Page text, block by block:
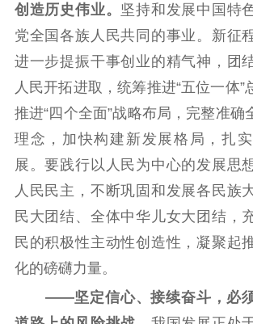
创造历史伟业。 坚持和发展中国特
党全国各族人民共同的事业。新征
进一步提振干事创业的精气神，团
人民开拓进取，统筹推进“五位一体”
推进“四个全面”战略布局，完整准确
理念，加快构建新发展格局，扎
展。要践行以人民为中心的发展思
人民民主，不断巩固和发展各民族
民大团结、全体中华儿女大团结，
民的积极性主动性创造性，凝聚起
化的磅礴力量。
——坚定信心、接续奋斗，必